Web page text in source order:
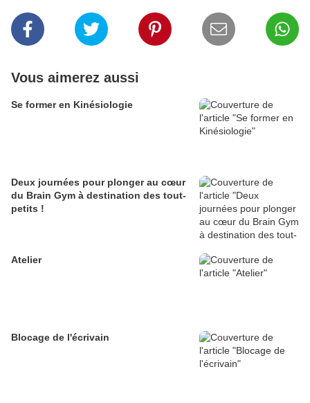
Vous aimerez aussi
Se former en Kinésiologie
Deux journées pour plonger au cœur
du Brain Gym à destination des tout-
petits !
Atelier
Blocage de l'écrivain